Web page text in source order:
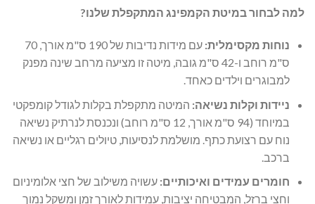
למה לבחור במיטת הקמפינג המתקפלת שלנו?
נוחות מקסימלית:
עם מידות נדיבות של 190 ס"מ אורך, 70
ס"מ רוחב ו-42 ס"מ גובה, מיטה זו מציעה מרחב שינה מפנק
למבוגרים וילדים כאחד.
ניידות וקלות נשיאה: המיטה מתקפלת בקלות לגודל קומפקטי
במיוחד (94 ס"מ אורך, 12 ס"מ רוחב) ונכנסת לנרתיק נשיאה
נוח עם רצועת כתף. מושלמת לנסיעות, טיולים רגליים או נשיאה
ברכב.
חומרים עמידים ואיכותיים: עשויה משילוב של חצי אלומיניום
וחצי ברזל, המבטיחה יציבות, עמידות לאורך זמן ומשקל נמוך